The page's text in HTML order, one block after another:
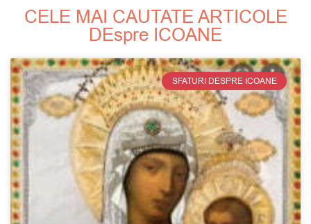
CELE MAI CAUTATE ARTICOLE
DEspre ICOANE
SFATURI DESPRE ICOANE